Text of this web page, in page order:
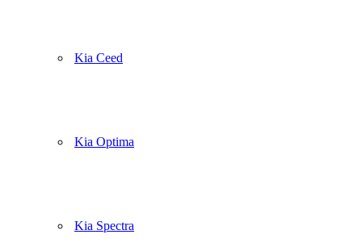
Kia Ceed
Kia Optima
Kia Spectra